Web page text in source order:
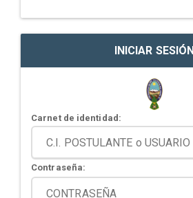
INICIAR SESIÓN
Carnet de identidad:
Contraseña: